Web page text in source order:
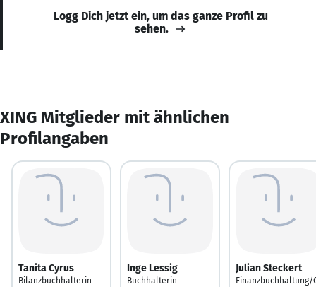
Logg Dich jetzt ein, um das ganze Profil zu
sehen.
XING Mitglieder mit ähnlichen
Profilangaben
Tanita Cyrus
Bilanzbuchhalterin
Inge Lessig
Buchhalterin
Julian Steckert
Finanzbuchhaltung/